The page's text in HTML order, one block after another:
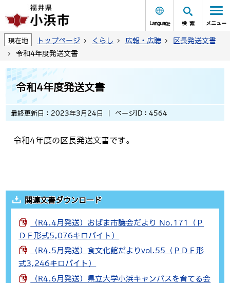
Language 検索 メニュー
現在地 トップページ くらし 広報・広聴
区長発送文書
令和4年度発送文書
令和4年度発送文書
最終更新日：2023年3月24日 ページID：4564
令和4年度の区長発送文書です。
関連文書ダウンロード
（R4.4月発送）おばま市議会だより No.171（Ｐ
ＤＦ形式5,076キロバイト）
（R4.5月発送）食文化館だよりvol.55（ＰＤＦ形
式3,246キロバイト）
（R4.6月発送）県立大学小浜キャンパスを育てる会